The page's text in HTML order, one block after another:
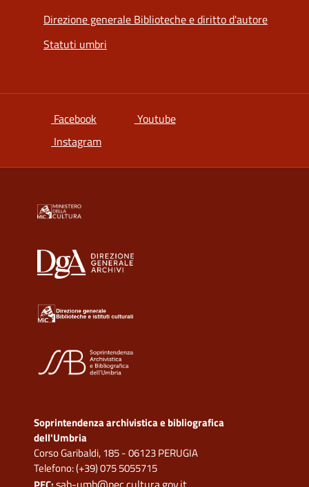
Direzione generale Biblioteche e diritto d'autore
Statuti umbri
Facebook si apre in una nuova scheda
Youtubesi apre in una nuova scheda
Instagramsi apre in una nuova scheda
Soprintendenza archivistica e bibliografica
dell'Umbria
Corso Garibaldi, 185 - 06123 PERUGIA
Telefono: (+39) 075 5055715